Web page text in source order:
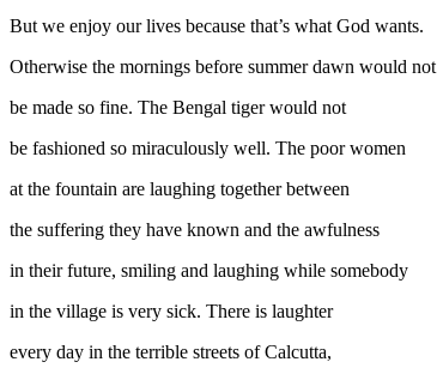
But we enjoy our lives because that’s what God wants.
Otherwise the mornings before summer dawn would not
be made so fine. The Bengal tiger would not
be fashioned so miraculously well. The poor women
at the fountain are laughing together between
the suffering they have known and the awfulness
in their future, smiling and laughing while somebody
in the village is very sick. There is laughter
every day in the terrible streets of Calcutta,